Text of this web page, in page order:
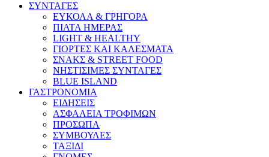
ΣΥΝΤΑΓΕΣ
ΕΥΚΟΛΑ & ΓΡΗΓΟΡΑ
ΠΙΑΤΑ ΗΜΕΡΑΣ
LIGHT & HEALTHY
ΓΙΟΡΤΕΣ ΚΑΙ ΚΑΛΕΣΜΑΤΑ
ΣΝΑΚΣ & STREET FOOD
ΝΗΣΤΙΣΙΜΕΣ ΣΥΝΤΑΓΕΣ
BLUE ISLAND
ΓΑΣΤΡΟΝΟΜΙΑ
ΕΙΔΗΣΕΙΣ
ΑΣΦΑΛΕΙΑ ΤΡΟΦΙΜΩΝ
ΠΡΟΣΩΠΑ
ΣΥΜΒΟΥΛΕΣ
ΤΑΞΙΔΙ